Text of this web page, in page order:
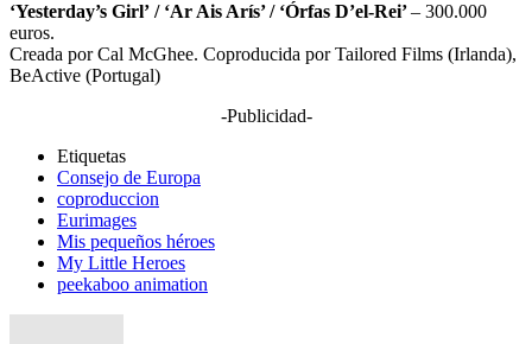
‘Yesterday’s Girl’ / ‘Ar Ais Arís’ / ‘Órfas D’el-Rei’– 300.000
euros.
Creada por Cal McGhee. Coproducida por Tailored Films (Irlanda),
BeActive (Portugal)
-Publicidad-
Etiquetas
Consejo de Europa
coproduccion
Eurimages
Mis pequeños héroes
My Little Heroes
peekaboo animation